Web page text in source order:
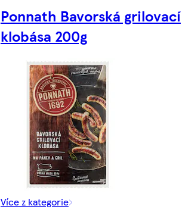
Ponnath Bavorská grilovací
klobása 200g
Více z kategorie